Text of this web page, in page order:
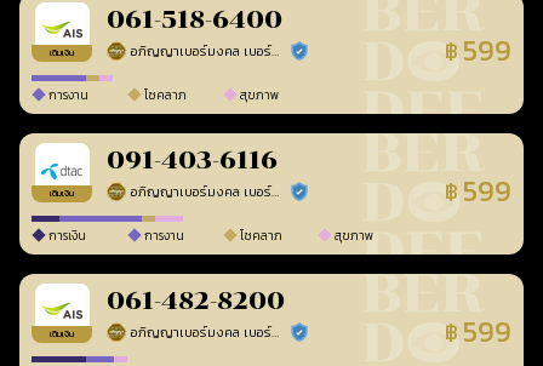
เติมเงิน
061-518-6400
อภิญญาเบอร์มงคล เบอร์สวยเลขศาสตร์ ร้านยืนยันแล้ว ฿ 599
การงาน โชคลาภ สุขภาพ
เติมเงิน
091-403-6116
อภิญญาเบอร์มงคล เบอร์สวยเลขศาสตร์ ร้านยืนยันแล้ว ฿ 599
การเงิน การงาน โชคลาภ สุขภาพ
เติมเงิน
061-482-8200
อภิญญาเบอร์มงคล เบอร์สวยเลขศาสตร์ ร้านยืนยันแล้ว ฿ 599